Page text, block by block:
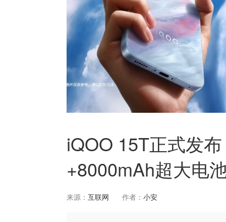
iQOO 15T正式发
+8000mAh超大电
来源： 互联网 作者： 小安